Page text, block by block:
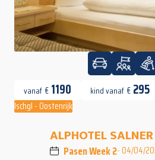
vanaf € 1190 kind vanaf € 295
Ischgl - Oostenrijk
ALPHOTEL SALNER
Pasen Week 2- 04/04/